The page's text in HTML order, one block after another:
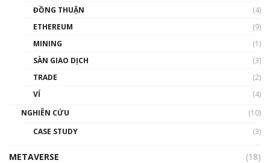
Phổ cập Blockchain
thống & Crypto qua các cuộc chiến | Phổ cập
ĐỒNG THUẬN
(4)
ETHEREUM
(9)
MINING
(1)
SÀN GIAO DỊCH
(3)
TRADE
(2)
VÍ
(4)
NGHIÊN CỨU
(10)
CASE STUDY
(3)
METAVERSE
(18)